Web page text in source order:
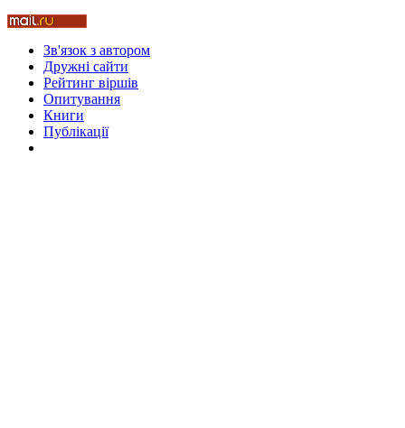
Зв'язок з автором
Дружні cайти
Рейтинг віршів
Опитування
Книги
Публікації